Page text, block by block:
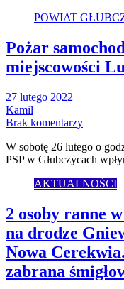
POWIAT
Pożar
miejscowości
27 lutego 2022
Kamil
Brak komentarzy
W sobotę 26 lutego o
PSP w Głubczycach
AKTUALNOŚCI
2 osoby ranne
na drodze
Nowa
zabrana